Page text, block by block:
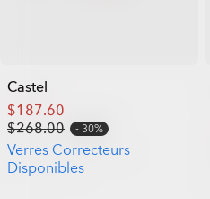
Castel
$187.60
$268.00
30%
Verres Correcteurs
Disponibles